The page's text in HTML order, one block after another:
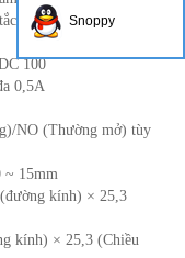
tiếp điểm EB-143Số
100
0,5A
NO (Thường mở) tùy
~ 15mm
kính) × 25,3
kính) × 25,3 (Chiều
Snoppy